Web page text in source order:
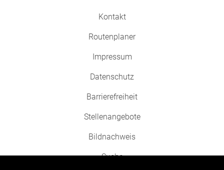
Kontakt
Routenplaner
Impressum
Datenschutz
Barrierefreiheit
Stellenangebote
Bildnachweis
Suche